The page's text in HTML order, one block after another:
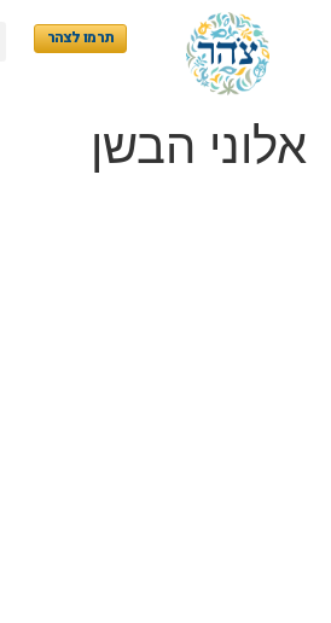
תרמו לצהר
אלוני הבשן